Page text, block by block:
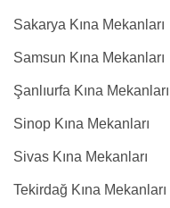
Sakarya Kına Mekanları
Samsun Kına Mekanları
Şanlıurfa Kına Mekanları
Sinop Kına Mekanları
Sivas Kına Mekanları
Tekirdağ Kına Mekanları